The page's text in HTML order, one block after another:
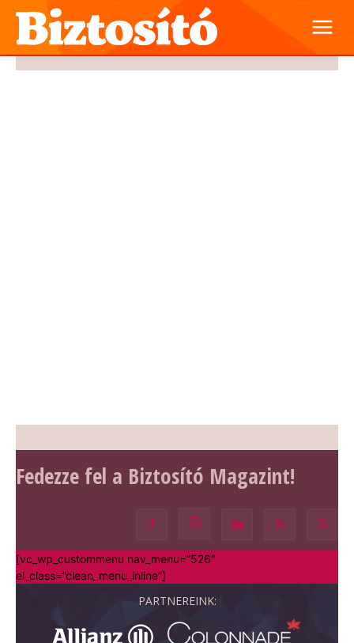
Fedezze fel a Biztosító Magazint!
[vc_wp_custommenu nav_menu=”526″
el_class=”clean_menu_inline”]
PARTNEREINK: